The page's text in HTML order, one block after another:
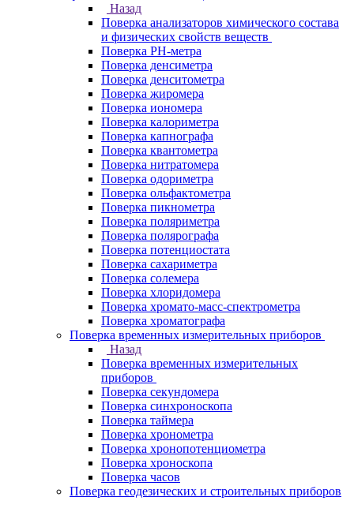
Назад
Поверка анализаторов химического состава
и физических свойств веществ
Поверка PH-метра
Поверка денсиметра
Поверка денситометра
Поверка жиромера
Поверка иономера
Поверка калориметра
Поверка капнографа
Поверка квантометра
Поверка нитратомера
Поверка одориметра
Поверка ольфактометра
Поверка пикнометра
Поверка поляриметра
Поверка полярографа
Поверка потенциостата
Поверка сахариметра
Поверка солемера
Поверка хлоридомера
Поверка хромато-масс-спектрометра
Поверка хроматографа
Поверка временных измерительных приборов
Назад
Поверка временных измерительных
приборов
Поверка секундомера
Поверка синхроноскопа
Поверка таймера
Поверка хронометра
Поверка хронопотенциометра
Поверка хроноскопа
Поверка часов
Поверка геодезических и строительных приборов